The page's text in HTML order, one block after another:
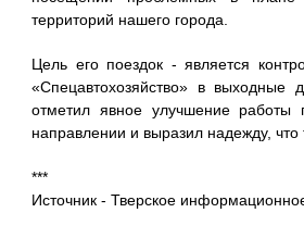
территорий нашего города.
Цель его поездок - является
«Спецавтохозяйство» в выходные
отметил явное улучшение работы
направлении и выразил надежду, что
***
Источник - Тверское